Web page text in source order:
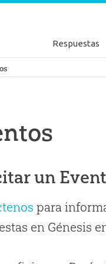
Respuestas
Génesis
un
para
en Génesis